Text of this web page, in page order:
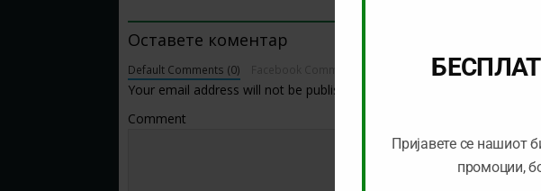
Оставете коментар
Default Comments (0)
Your email address will not be published.
Comment
Пријавете се нашиот
промоции,